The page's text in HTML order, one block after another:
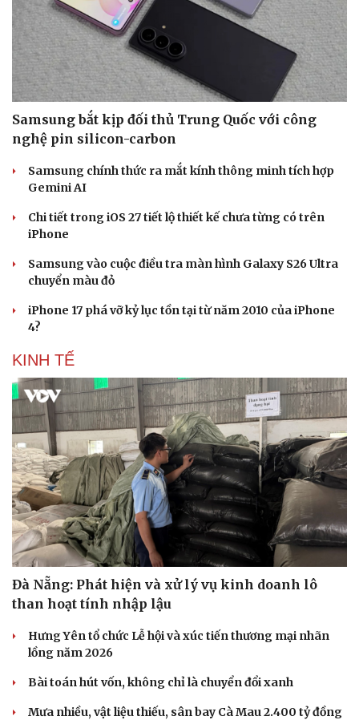
Samsung bắt kịp đối thủ Trung Quốc với công
nghệ pin silicon-carbon
Samsung chính thức ra mắt kính thông minh tích hợp
Gemini AI
Chi tiết trong iOS 27 tiết lộ thiết kế chưa từng có trên
iPhone
Samsung vào cuộc điều tra màn hình Galaxy S26 Ultra
chuyển màu đỏ
iPhone 17 phá vỡ kỷ lục tồn tại từ năm 2010 của iPhone
4?
KINH TẾ
Đà Nẵng: Phát hiện và xử lý vụ kinh doanh lô
than hoạt tính nhập lậu
Hưng Yên tổ chức Lễ hội và xúc tiến thương mại nhãn
lồng năm 2026
Bài toán hút vốn, không chỉ là chuyển đổi xanh
Mưa nhiều, vật liệu thiếu, sân bay Cà Mau 2.400 tỷ đồng